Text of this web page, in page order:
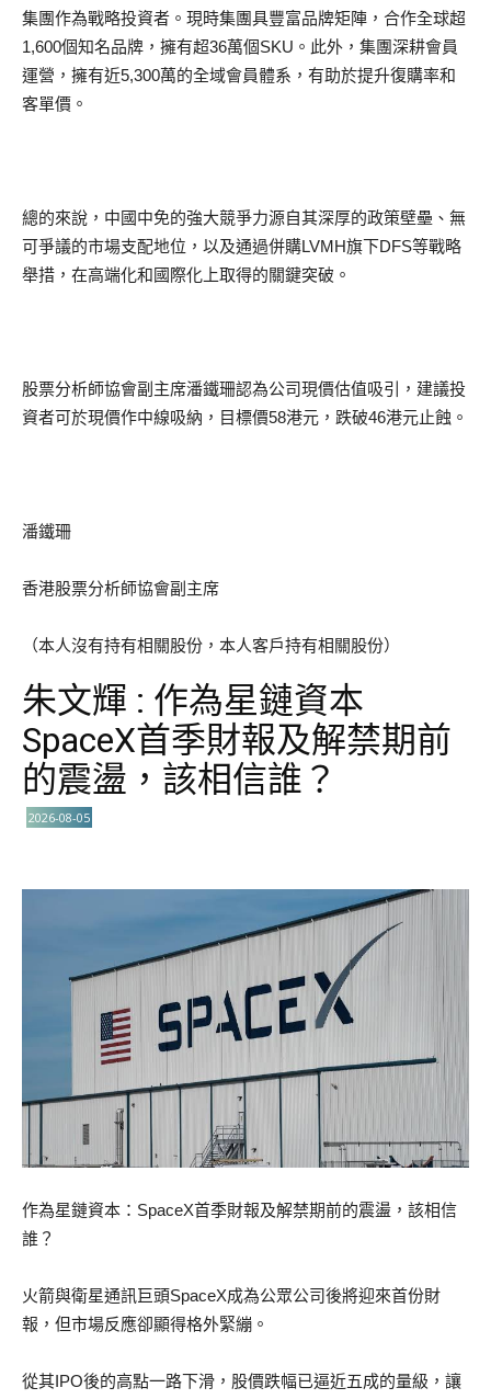
集團作為戰略投資者。現時集團具豐富品牌矩陣，合作全球超
1,600個知名品牌，擁有超36萬個SKU。此外，集團深耕會員
運營，擁有近5,300萬的全域會員體系，有助於提升復購率和
客單價。
總的來說，中國中免的強大競爭力源自其深厚的政策壁壘、無
可爭議的市場支配地位，以及通過併購LVMH旗下DFS等戰略
舉措，在高端化和國際化上取得的關鍵突破。
股票分析師協會副主席潘鐵珊認為公司現價估值吸引，建議投
資者可於現價作中線吸納，目標價58港元，跌破46港元止蝕。
潘鐵珊
香港股票分析師協會副主席
（本人沒有持有相關股份，本人客戶持有相關股份）
朱文輝 : 作為星鏈資本
SpaceX首季財報及解禁期前
的震盪，該相信誰？
2026-08-05
作為星鏈資本：SpaceX首季財報及解禁期前的震盪，該相信
誰？
火箭與衛星通訊巨頭SpaceX成為公眾公司後將迎來首份財
報，但市場反應卻顯得格外緊繃。
從其IPO後的高點一路下滑，股價跌幅已逼近五成的量級，讓